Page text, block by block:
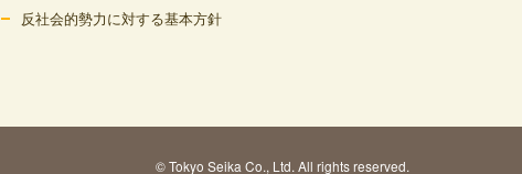
反社会的勢力に対する基本方針
© Tokyo Seika Co., Ltd. All rights reserved.